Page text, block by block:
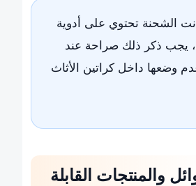
الشحنة تحتوي على أدوية
يجب ذكر ذلك صراحة عند
وضعها داخل كراتين الأثاث
والمنتجات القابلة